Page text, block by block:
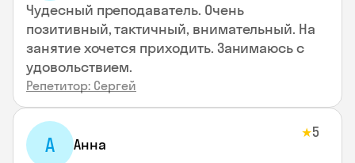
Чудесный преподаватель. Очень
позитивный, тактичный, внимательный. На
занятие хочется приходить. Занимаюсь с
удовольствием.
Репетитор: Сергей
А Анна
★5